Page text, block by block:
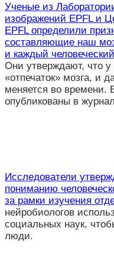
Ученые из
изображений EPFL и
EPFL определили
составляющие наш
и каждый
Они утверждают, что у
«отпечаток» мозга, и
меняется во времени.
опубликованы в
Исследователи
пониманию
за рамки изучения
нейробиологов
социальных наук,
люди.